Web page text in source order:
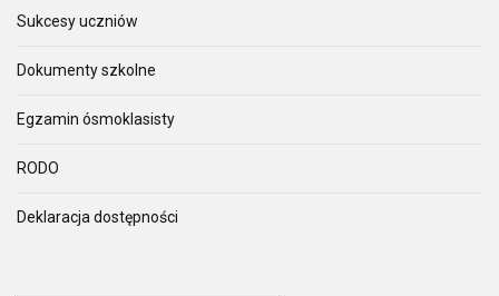
Sukcesy uczniów
Dokumenty szkolne
Egzamin ósmoklasisty
RODO
Deklaracja dostępności